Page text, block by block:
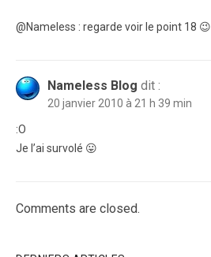
@Nameless : regarde voir le point 18 😉
Nameless Blog dit :
20 janvier 2010 à 21 h 39 min
:O
Je l’ai survolé 😛
Comments are closed.